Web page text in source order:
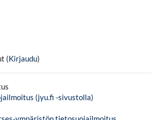
(Kirjaudu)
(jyu.fi -sivustolla)